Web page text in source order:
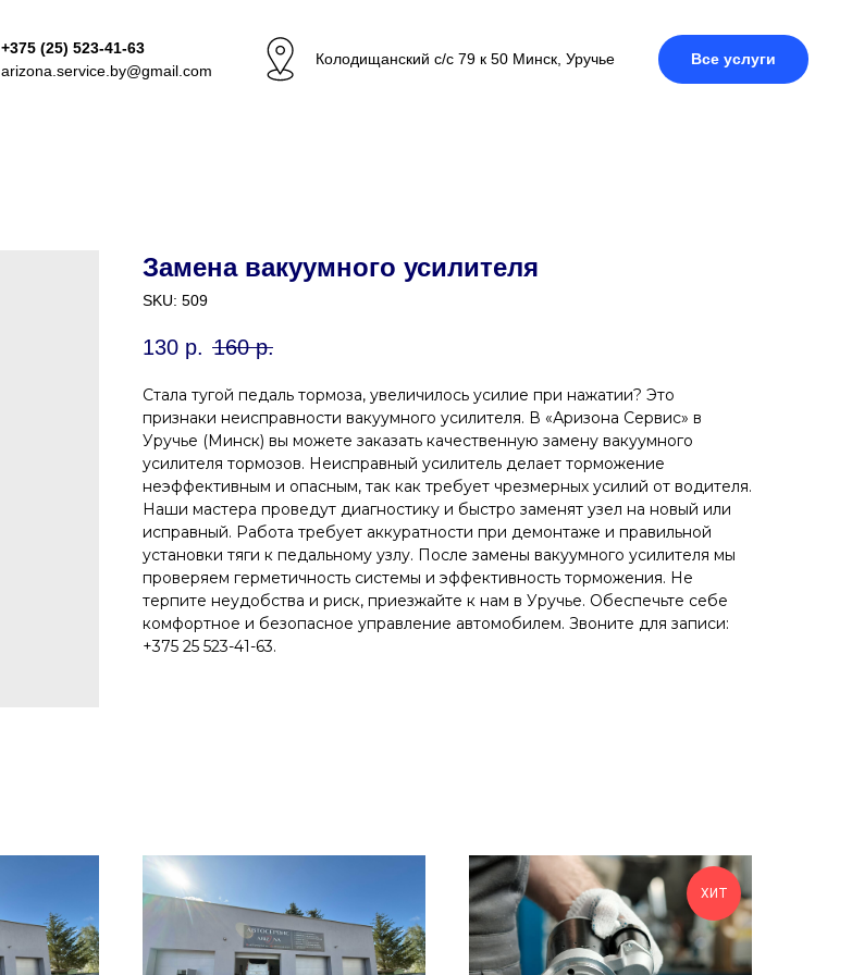
+375 (25) 523-41-63
arizona.service.by@gmail.com
Колодищанский с/с 79 к 50 Минск, Уручье Все услуги
Замена вакуумного усилителя
SKU: 509
130 р. 160 р.
Стала тугой педаль тормоза, увеличилось усилие при нажатии? Это
признаки неисправности вакуумного усилителя. В «Аризона Сервис» в
Уручье (Минск) вы можете заказать качественную замену вакуумного
усилителя тормозов. Неисправный усилитель делает торможение
неэффективным и опасным, так как требует чрезмерных усилий от водителя.
Наши мастера проведут диагностику и быстро заменят узел на новый или
исправный. Работа требует аккуратности при демонтаже и правильной
установки тяги к педальному узлу. После замены вакуумного усилителя мы
проверяем герметичность системы и эффективность торможения. Не
терпите неудобства и риск, приезжайте к нам в Уручье. Обеспечьте себе
комфортное и безопасное управление автомобилем. Звоните для записи:
+375 25 523-41-63.
ХИТ